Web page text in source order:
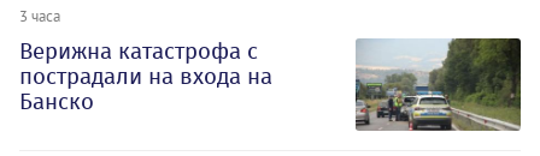
3 часа
Верижна катастрофа с
пострадали на входа на
Банско